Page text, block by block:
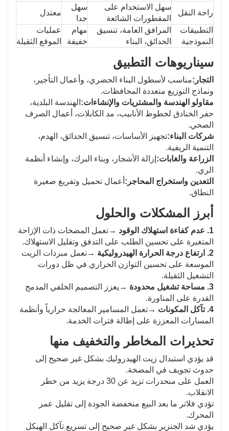
راحة النقل
سهل الاستخدام على
المقطورات الشائعة
سهل
جدا
معتدل
التطبيقات
النموذجية
المرافق العامة، تنسيق
الحدائق، البناء
مهام
خفيفة
عمليات
الموقع الثقيلة
سيناريوهات التطبيق
التجار:مناسب لأسطول البناء الحضري، وأعمال التأجير،
ونماذج التوزيع متعددة المحافظات.
مقاولو الهندسة والمشتريات والإنشاءات: الهندسة البلدية،
حفر الخنادق لخطوط الأنابيب، مد الكابلات، أعمال الصرف
الصحي.
شركات البناء:تجهيز الأساسات، تنسيق الحدائق، الهدم،
التنمية الريفية.
الزراعة والغابات: إزالة الأشجار، وبناء البرك، وإنشاء أنظمة
الري.
التعدين واستخراج المحاجر: أعمال تحميل وتفريغ صغيرة
النطاق.
أبرز المشكلات والحلول
1. عدم كفاءة استهلاك الوقود →
تعمل المضخات ذات الإزاحة
المتغيرة على تحسين الطلب على التدفق وتقليل الاستهلاك.
2. ارتفاع درجة الحرارة الهيدروليكية →
تعمل مبردات الزيت
الموسعة على تحسين التوازن الحراري في ظل دورات
التشغيل الثقيلة.
3. مساحة تشغيل محدودة →
يعزز التصميم الخلفي المدمج
القدرة على المناورة.
4. تآكل المكونات →
تعمل المسامير المعالجة حرارياً وأنظمة
المسارات المعززة على إطالة فترات الخدمة.
تحذيرات المخاطر والتخفيف منها
قد يؤدي استبدال زيت الهيدروليك بشكل غير صحيح إلى
حدوث تجويف في المضخة.
العمل على منحدرات تزيد عن 30 درجة يزيد من خطر
الانقلاب.
تؤدي فلاتر ما بعد البيع منخفضة الجودة إلى تقليل عمر
المحرك.
يؤدي شد الجنزير بشكل غير صحيح إلى تسريع تآكل الهيكل